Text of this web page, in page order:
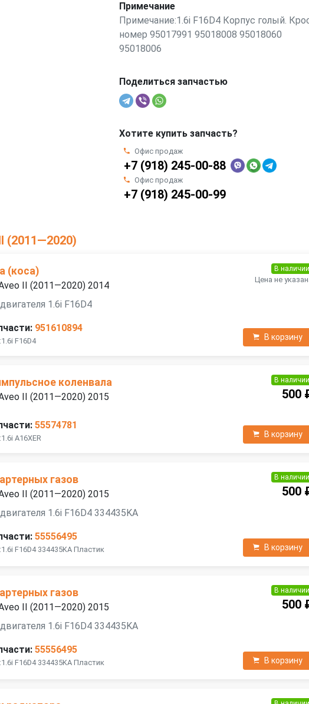
Примечание
Примечание:1.6i F16D4 Корпус голый.
номер 95017991 95018008 95018060
95018006
Поделиться запчастью
Хотите купить запчасть?
Офис продаж
+7 (918) 245-00-88
Офис продаж
+7 (918) 245-00-99
(2011—2020)
(коса)
II (2011—2020) 2014
1.6i F16D4
951610894
F16D4
В наличии
Цена не
В корзину
коленвала
II (2011—2020) 2015
55574781
A16XER
В наличии
500
В корзину
газов
II (2011—2020) 2015
1.6i F16D4 334435KA
55556495
F16D4 334435KA Пластик
В наличии
500
В корзину
газов
II (2011—2020) 2015
1.6i F16D4 334435KA
55556495
F16D4 334435KA Пластик
В наличии
500
В корзину